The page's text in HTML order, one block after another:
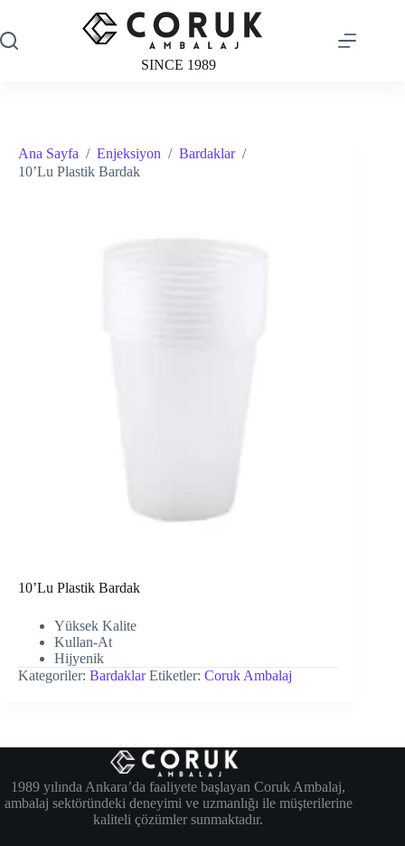
content
SINCE 1989
Ana Sayfa / Enjeksiyon / Bardaklar /
10’Lu Plastik Bardak
10’Lu Plastik Bardak
Yüksek Kalite
Kullan-At
Hijyenik
Kategoriler: Bardaklar Etiketler: Coruk Ambalaj
1989 yılında Ankara’da faaliyete başlayan Coruk Ambalaj,
ambalaj sektöründeki deneyimi ve uzmanlığı ile müşterilerine
kaliteli çözümler sunmaktadır.